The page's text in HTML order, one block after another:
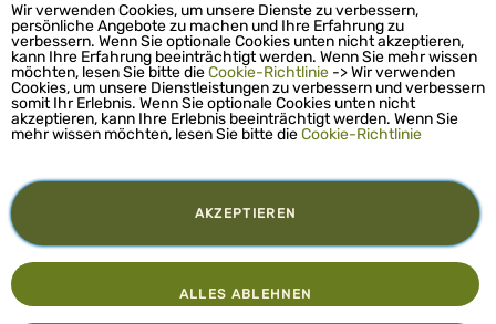
Wir verwenden Cookies, um unsere Dienste zu verbessern,
persönliche Angebote zu machen und Ihre Erfahrung zu
verbessern. Wenn Sie optionale Cookies unten nicht akzeptieren,
kann Ihre Erfahrung beeinträchtigt werden. Wenn Sie mehr wissen
möchten, lesen Sie bitte dieCookie-Richtlinie -> Wir verwenden
Cookies, um unsere Dienstleistungen zu verbessern und verbessern
somit Ihr Erlebnis. Wenn Sie optionale Cookies unten nicht
akzeptieren, kann Ihre Erlebnis beeinträchtigt werden. Wenn Sie
mehr wissen möchten, lesen Sie bitte dieCookie-Richtlinie
AKZEPTIEREN
ALLES ABLEHNEN